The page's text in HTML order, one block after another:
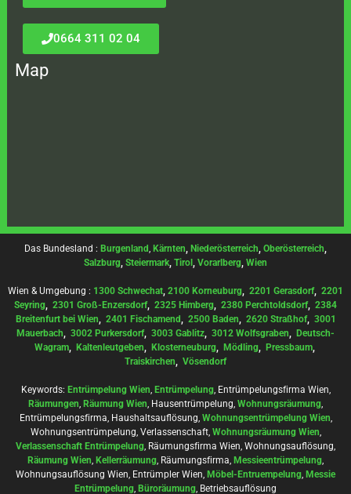
0664 311 02 04
Map
Das Bundesland : Burgenland, Kärnten, Niederösterreich, Oberösterreich,
Salzburg, Steiermark, Tirol , Vorarlberg, Wien
Wien & Umgebung : 1300 Schwechat, 2100 Korneuburg, 2201 Gerasdorf, 2201
Seyring, 2301 Groß-Enzersdorf, 2325 Himberg, 2380 Perchtoldsdorf, 2384
Breitenfurt bei Wien, 2401 Fischamend, 2500 Baden, 2620 Straßhof, 3001
Mauerbach, 3002 Purkersdorf, 3003 Gablitz, 3012 Wolfsgraben, Deutsch-
Wagram, Kaltenleutgeben, Klosterneuburg, Mödling, Pressbaum,
Traiskirchen, Vösendorf
Keywords: Entrümpelung Wien, Entrümpelung, Entrümpelungsfirma Wien,
Räumungen, Räumung Wien, Hausentrümpelung, Wohnungsräumung,
Entrümpelungsfirma, Haushaltsauflösung, Wohnungsentrümpelung Wien,
Wohnungsentrümpelung, Verlassenschaft, Wohnungsräumung Wien,
Verlassenschaft Entrümpelung, Räumungsfirma Wien, Wohnungsauflösung,
Räumung Wien, Kellerräumung, Räumungsfirma, Messieentrümpelung,
Wohnungsauflösung Wien, Entrümpler Wien, Möbel-Entruempelung, Messie
Entrümpelung, Büroräumung, Betriebsauflösung